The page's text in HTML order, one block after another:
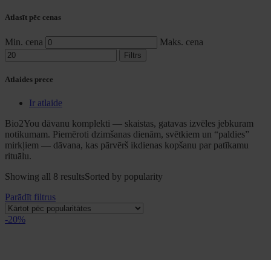
Atlasīt pēc cenas
Min. cena Maks. cena
Filtrs
Atlaides prece
Ir atlaide
Bio2You dāvanu komplekti — skaistas, gatavas izvēles jebkuram
notikumam. Piemēroti dzimšanas dienām, svētkiem un “paldies”
mirkļiem — dāvana, kas pārvērš ikdienas kopšanu par patīkamu
rituālu.
Showing all 8 resultsSorted by popularity
Parādīt filtrus
-20%